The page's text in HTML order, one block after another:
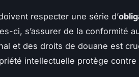
respecter une série d’
ci, s’assurer de la conformité
et des droits de douane est
intellectuelle protège contre